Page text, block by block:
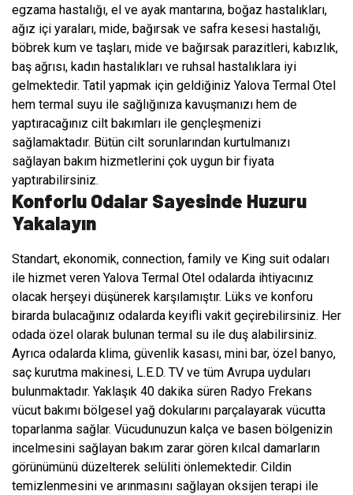
egzama hastalığı, el ve ayak mantarına, boğaz hastalıkları,
ağız içi yaraları, mide, bağırsak ve safra kesesi hastalığı,
böbrek kum ve taşları, mide ve bağırsak parazitleri, kabızlık,
baş ağrısı, kadın hastalıkları ve ruhsal hastalıklara iyi
gelmektedir. Tatil yapmak için geldiğiniz Yalova Termal Otel
hem termal suyu ile sağlığınıza kavuşmanızı hem de
yaptıracağınız cilt bakımları ile gençleşmenizi
sağlamaktadır. Bütün cilt sorunlarından kurtulmanızı
sağlayan bakım hizmetlerini çok uygun bir fiyata
yaptırabilirsiniz.
Konforlu Odalar Sayesinde Huzuru
Yakalayın
Standart, ekonomik, connection, family ve King suit odaları
ile hizmet veren Yalova Termal Otel odalarda ihtiyacınız
olacak herşeyi düşünerek karşılamıştır. Lüks ve konforu
birarda bulacağınız odalarda keyifli vakit geçirebilirsiniz. Her
odada özel olarak bulunan termal su ile duş alabilirsiniz.
Ayrıca odalarda klima, güvenlik kasası, mini bar, özel banyo,
saç kurutma makinesi, L.E.D. TV ve tüm Avrupa uyduları
bulunmaktadır. Yaklaşık 40 dakika süren Radyo Frekans
vücut bakımı bölgesel yağ dokularını parçalayarak vücutta
toparlanma sağlar. Vücudunuzun kalça ve basen bölgenizin
incelmesini sağlayan bakım zarar gören kılcal damarların
görünümünü düzelterek selüliti önlemektedir. Cildin
temizlenmesini ve arınmasını sağlayan oksijen terapi ile